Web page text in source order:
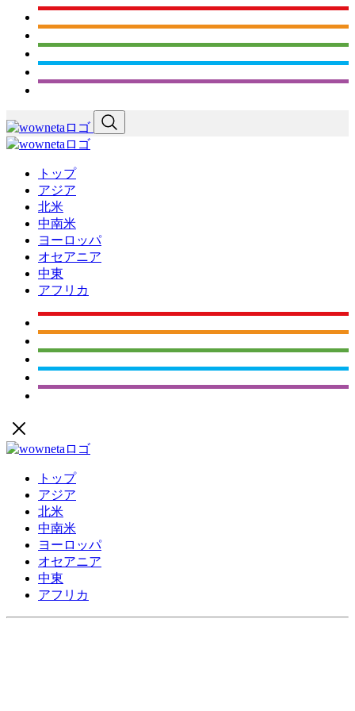
トップ
アジア
北米
中南米
ヨーロッパ
オセアニア
中東
アフリカ
トップ
アジア
北米
中南米
ヨーロッパ
オセアニア
中東
アフリカ